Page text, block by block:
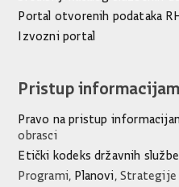
Portal otvorenih podataka
Izvozni portal
Pristup
Pravo na pristup
obrasci
Etički kodeks državnih
Programi, Planovi,